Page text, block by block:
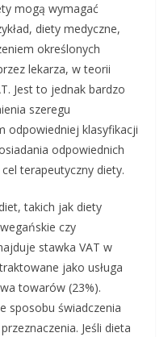
mogą wymagać
diety medyczne,
określonych
lekarza, w teorii
Jest to jednak bardzo
szeregu
odpowiedniej klasyfikacji
odpowiednich
terapeutyczny diety.
takich jak diety
czy
stawka VAT w
jako usługa
towarów (23%).
sposobu świadczenia
Jeśli dieta